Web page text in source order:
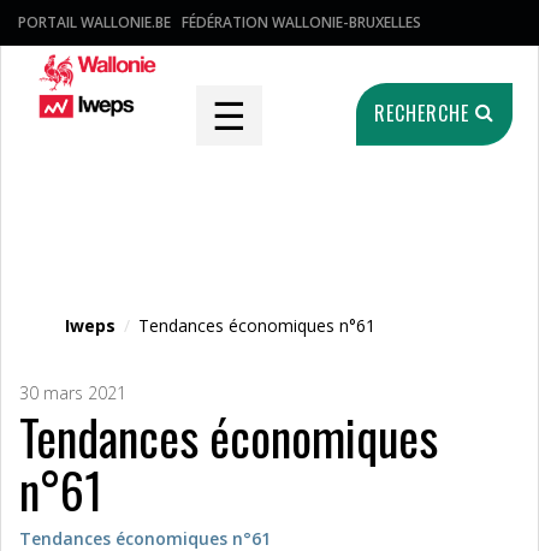
PORTAIL WALLONIE.BE FÉDÉRATION WALLONIE-BRUXELLES
☰ RECHERCHE
Iweps / Tendances économiques n°61
30 mars 2021
Tendances économiques
n°61
Tendances économiques n°61